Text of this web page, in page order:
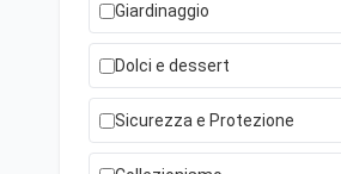
Giardinaggio
Dolci e dessert
Sicurezza e Protezione